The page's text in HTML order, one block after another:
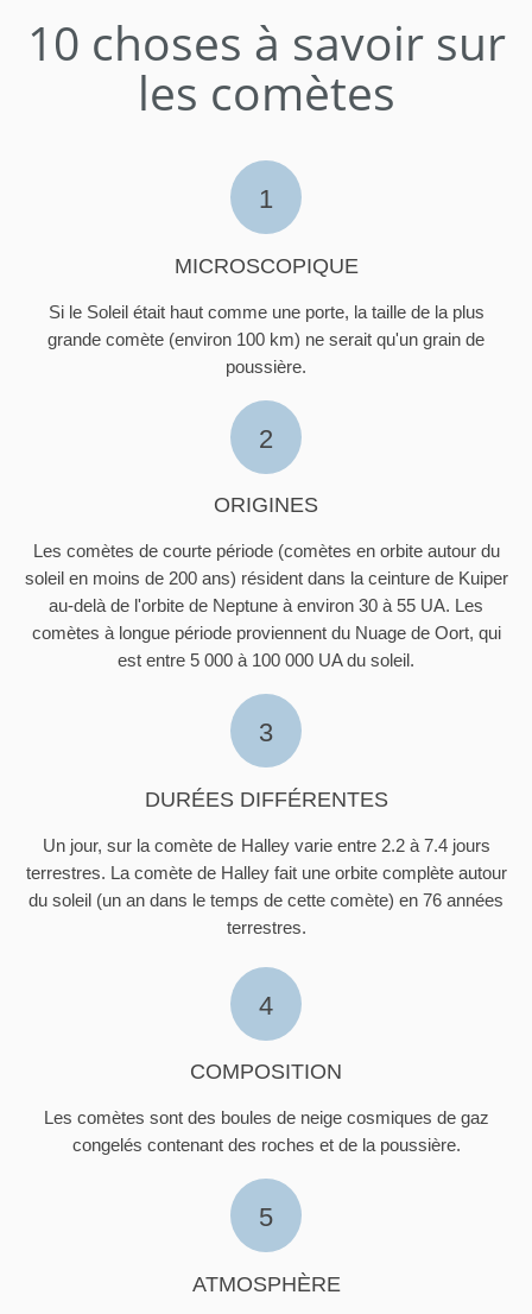
10 choses à savoir sur
les comètes
1
MICROSCOPIQUE
Si le Soleil était haut comme une porte, la taille de la plus
grande comète (environ 100 km) ne serait qu'un grain de
poussière.
2
ORIGINES
Les comètes de courte période (comètes en orbite autour du
soleil en moins de 200 ans) résident dans la ceinture de Kuiper
au-delà de l'orbite de Neptune à environ 30 à 55 UA. Les
comètes à longue période proviennent du Nuage de Oort, qui
est entre 5 000 à 100 000 UA du soleil.
3
DURÉES DIFFÉRENTES
Un jour, sur la comète de Halley varie entre 2.2 à 7.4 jours
terrestres. La comète de Halley fait une orbite complète autour
du soleil (un an dans le temps de cette comète) en 76 années
terrestres.
4
COMPOSITION
Les comètes sont des boules de neige cosmiques de gaz
congelés contenant des roches et de la poussière.
5
ATMOSPHÈRE